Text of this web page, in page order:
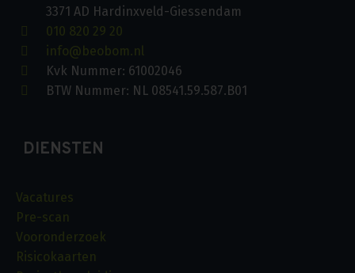
3371 AD Hardinxveld-Giessendam
010 820 29 20
info@beobom.nl
Kvk Nummer: 61002046
BTW Nummer: NL 08541.59.587.B01
DIENSTEN
Vacatures
Pre-scan
Vooronderzoek
Risicokaarten